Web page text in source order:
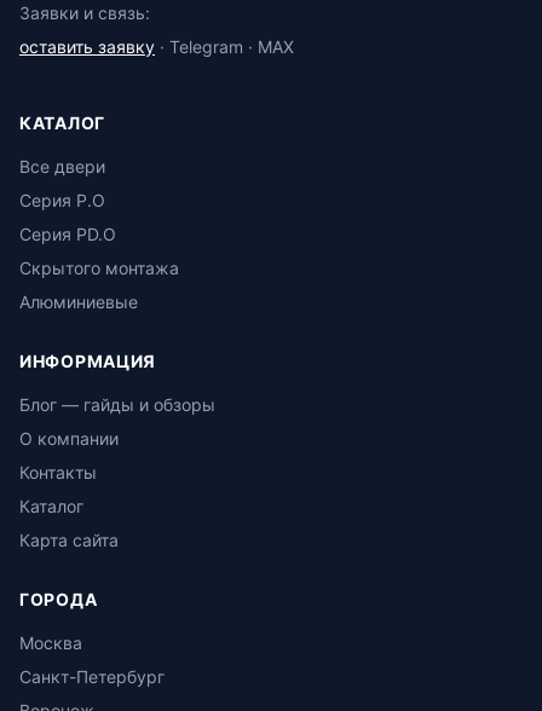
Заявки и связь:
оставить заявку · Telegram · MAX
КАТАЛОГ
Все двери
Серия P.O
Серия PD.O
Скрытого монтажа
Алюминиевые
ИНФОРМАЦИЯ
Блог — гайды и обзоры
О компании
Контакты
Каталог
Карта сайта
ГОРОДА
Москва
Санкт-Петербург